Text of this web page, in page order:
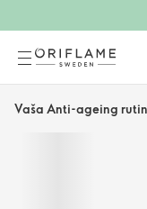
Vaša Anti-ageing